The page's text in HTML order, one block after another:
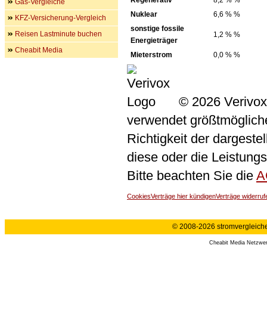
Nuklear
6,6 % %
sonstige fossile
Energieträger
1,2 % %
Mieterstrom 0,0 % %
© 2026
verwendet
Richtigkeit der
diese oder die
Bitte beachten Sie die
CookiesVerträge hier kündigenVerträge
Gas-Vergleiche
KFZ-Versicherung-Vergleich
Reisen Lastminute buchen
Cheabit Media
© 2008-2026
Cheabit Media